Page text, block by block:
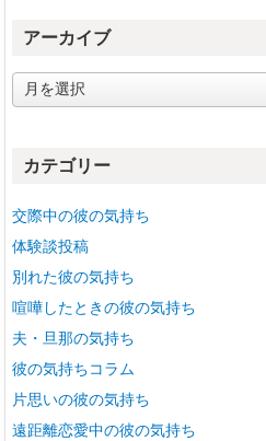
アーカイブ
ー
ブカテゴリー
交際中の彼の気持ち
体験談投稿
別れた彼の気持ち
喧嘩したときの彼の気持ち
夫・旦那の気持ち
彼の気持ちコラム
片思いの彼の気持ち
遠距離恋愛中の彼の気持ち